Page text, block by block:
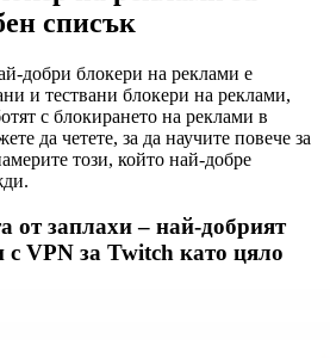
списък
добри блокери на реклами е
и тествани блокери на реклами,
с блокирането на реклами в
да четете, за да научите повече за
този, който най-добре
от заплахи – най-добрият
VPN за Twitch като цяло